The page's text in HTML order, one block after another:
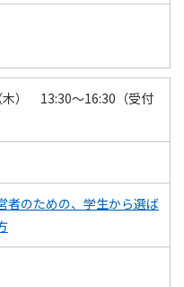
木） 13:30～16:30（受付
者のための、学生から選ば